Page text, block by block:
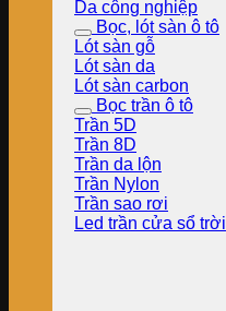
Da công nghiệp
Bọc, lót sàn ô tô
Lót sàn gỗ
Lót sàn da
Lót sàn carbon
Bọc trần ô tô
Trần 5D
Trần 8D
Trần da lộn
Trần Nylon
Trần sao rơi
Led trần cửa sổ trời